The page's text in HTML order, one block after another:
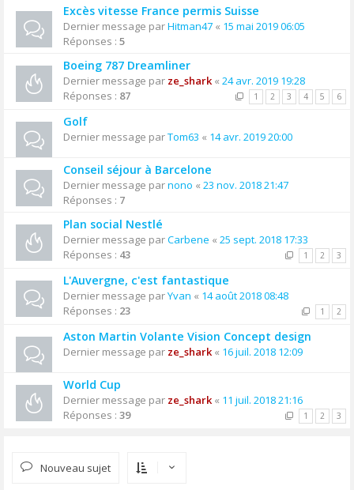
Excès vitesse France permis Suisse
Dernier message parHitman47 « 15 mai 2019 06:05
Réponses : 5
Boeing 787 Dreamliner
Dernier message par ze_shark« 24 avr. 2019 19:28
Réponses : 87 1 2 3 4 5 6
Golf
Dernier message parTom63 « 14 avr. 2019 20:00
Conseil séjour à Barcelone
Dernier message parnono « 23 nov. 2018 21:47
Réponses : 7
Plan social Nestlé
Dernier message parCarbene « 25 sept. 2018 17:33
Réponses : 43 1 2 3
L'Auvergne, c'est fantastique
Dernier message parYvan « 14 août 2018 08:48
Réponses : 23 1 2
Aston Martin Volante Vision Concept design
Dernier message par ze_shark« 16 juil. 2018 12:09
World Cup
Dernier message par ze_shark« 11 juil. 2018 21:16
Réponses : 39 1 2 3
Nouveau sujet